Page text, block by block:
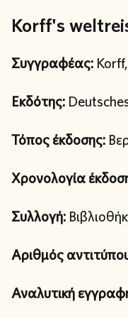
Korff's
Συγγραφέας:
Εκδότης:
Τόπος έκδοσης:
Χρονολογία
Συλλογή:
Αριθμός
Αναλυτική